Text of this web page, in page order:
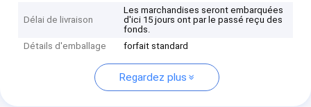
Délai de livraison
Les marchandises seront embarquées
d'ici 15 jours ont par le passé reçu des
fonds.
Détails d'emballage
forfait standard
Regardez plus